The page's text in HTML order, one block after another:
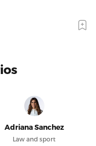
Adriana Sanchez
Law and sport